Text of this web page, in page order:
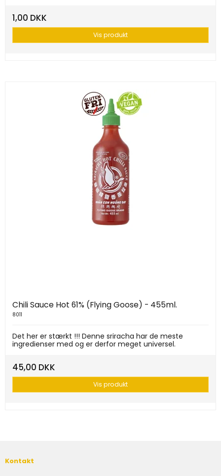
1,00 DKK
Vis produkt
Chili Sauce Hot 61% (Flying Goose) - 455ml.
8011
Det her er stærkt !!! Denne sriracha har de meste
ingredienser med og er derfor meget universel.
45,00 DKK
Vis produkt
Kontakt